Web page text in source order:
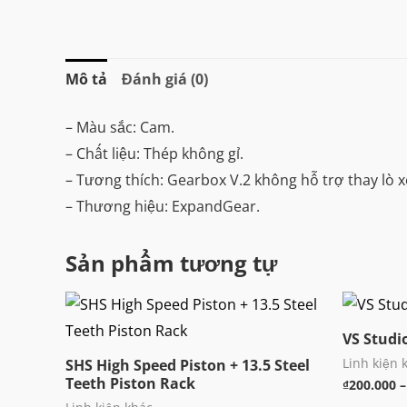
Mô tả Đánh giá (0)
– Màu sắc: Cam.
– Chất liệu: Thép không gỉ.
– Tương thích: Gearbox V.2 không hỗ trợ thay lò
– Thương hiệu: ExpandGear.
Sản phẩm tương tự
SHS High Speed Piston + 13.5 Steel
Teeth Piston Rack
VS
Linh kiện
₫200.000 –